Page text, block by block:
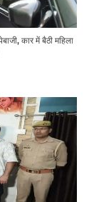
कार में बैठी महिला